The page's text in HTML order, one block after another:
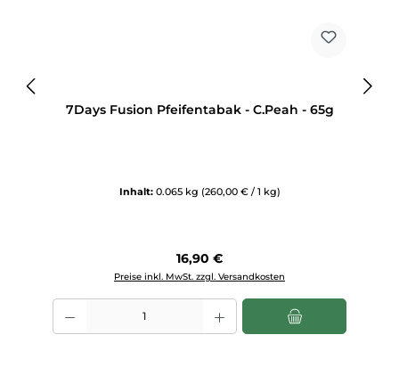
7Days Fusion Pfeifentabak - C.Peah - 65g
Inhalt: 0.065 kg (260,00 € / 1 kg)
Regulärer Preis:
16,90 €
Preise inkl. MwSt. zzgl. Versandkosten
Produkt Anzahl: Gib den gewünschten Wert ein oder benutze die